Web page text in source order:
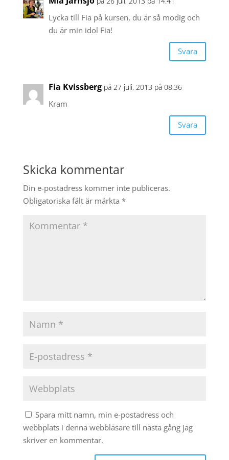
Lycka till Fia på kursen, du är så modig och
du är min idol Fia!
Svara
Fia Kvissberg på 27 juli, 2013 på 08:36
Kram
Svara
Skicka kommentar
Din e-postadress kommer inte publiceras.
Obligatoriska fält är märkta *
Spara mitt namn, min e-postadress och
webbplats i denna webbläsare till nästa gång jag
skriver en kommentar.